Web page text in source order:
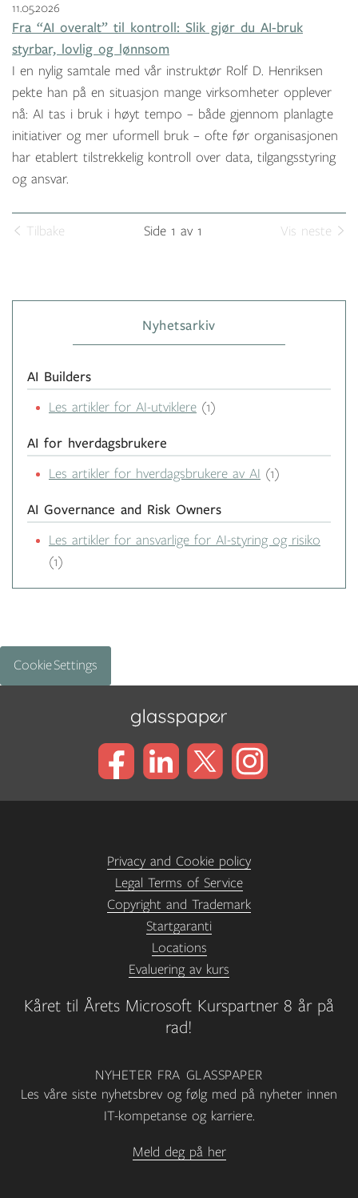
11.05.2026
Fra “AI overalt” til kontroll: Slik gjør du AI-bruk
styrbar, lovlig og lønnsom
I en nylig samtale med vår instruktør Rolf D. Henriksen
pekte han på en situasjon mange virksomheter opplever
nå: AI tas i bruk i høyt tempo – både gjennom planlagte
initiativer og mer uformell bruk – ofte før organisasjonen
har etablert tilstrekkelig kontroll over data, tilgangsstyring
og ansvar.
Tilbake Side 1 av 1 Vis neste
Nyhetsarkiv
AI Builders
Les artikler for AI-utviklere (1)
AI for hverdagsbrukere
Les artikler for hverdagsbrukere av AI (1)
AI Governance and Risk Owners
Les artikler for ansvarlige for AI-styring og risiko
(1)
Cookie Settings
Kåret til Årets Microsoft Kurspartner 8 år på
rad!
Privacy and Cookie policy
Legal Terms of Service
Copyright and Trademark
Startgaranti
Locations
Evaluering av kurs
NYHETER FRA GLASSPAPER
Les våre siste nyhetsbrev og følg med på nyheter innen
IT-kompetanse og karriere.
Meld deg på her